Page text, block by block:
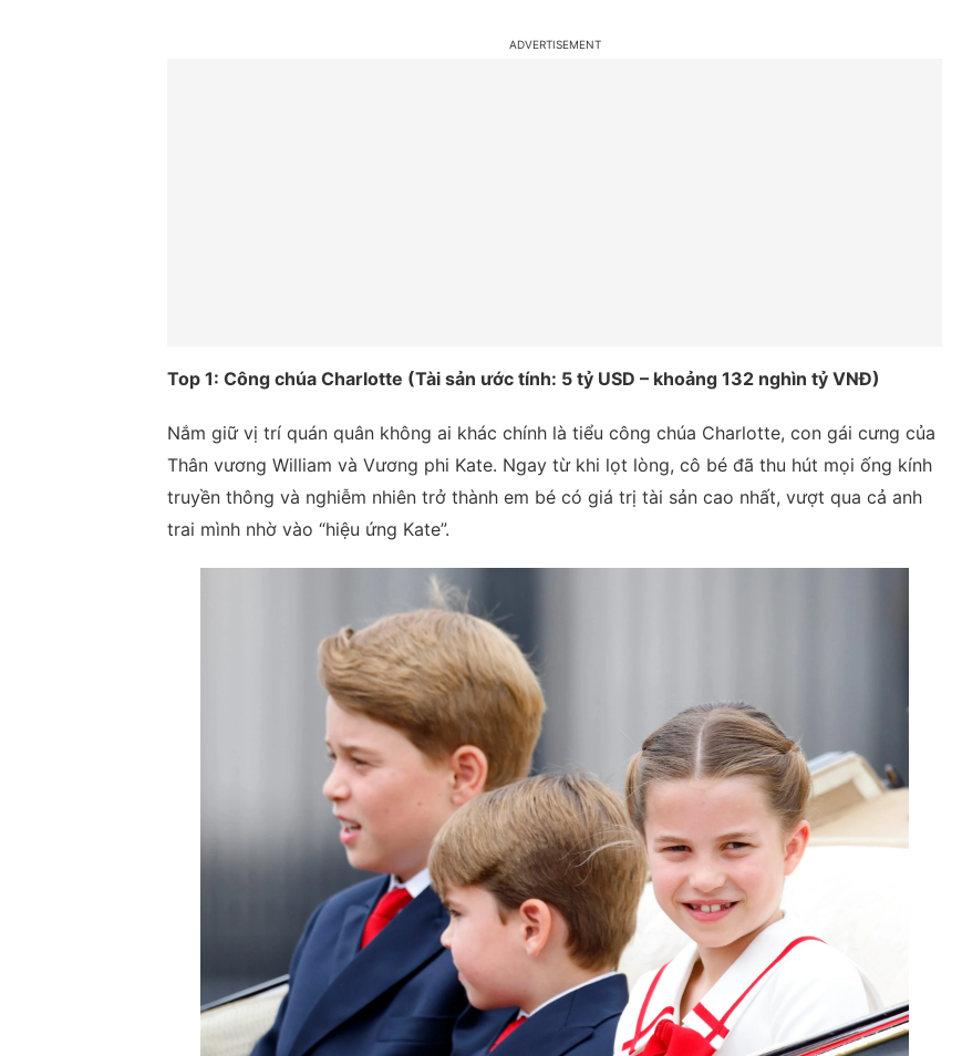
Top 1: Công chúa Charlotte (Tài sản ước tính: 5 tỷ USD – khoảng 132 nghìn tỷ VNĐ)
Nắm giữ vị trí quán quân không ai khác chính là tiểu công chúa Charlotte, con gái cưng của
Thân vương William và Vương phi Kate. Ngay từ khi lọt lòng, cô bé đã thu hút mọi ống kính
truyền thông và nghiễm nhiên trở thành em bé có giá trị tài sản cao nhất, vượt qua cả anh
trai mình nhờ vào “hiệu ứng Kate”.